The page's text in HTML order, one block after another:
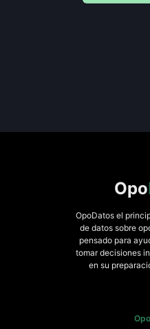
Opo
OpoDatos el
de datos sobre
pensado para
tomar decisiones
en su